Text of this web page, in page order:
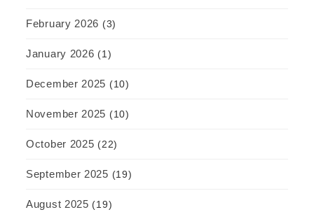
February 2026 (3)
January 2026 (1)
December 2025 (10)
November 2025 (10)
October 2025 (22)
September 2025 (19)
August 2025 (19)